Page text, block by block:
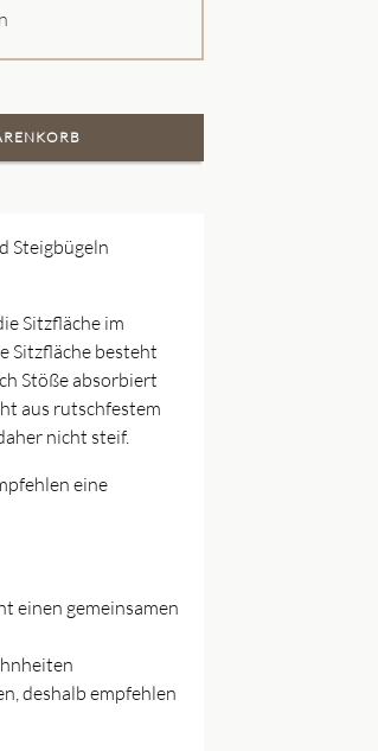
Steigbügeln
Sitzfläche im
Sitzfläche besteht
Stöße absorbiert
aus rutschfestem
nicht steif.
eine
einen gemeinsamen
deshalb empfehlen